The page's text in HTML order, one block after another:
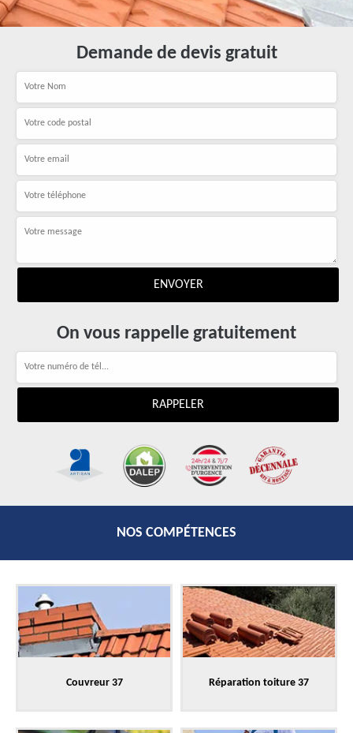
Demande de devis gratuit
On vous rappelle gratuitement
NOS COMPÉTENCES
Couvreur 37 Réparation toiture 37